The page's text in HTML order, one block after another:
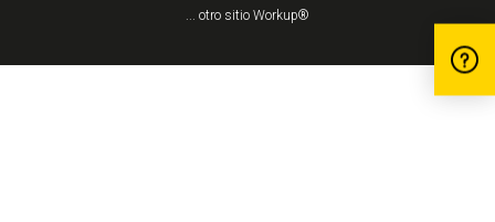
... otro sitio Workup®